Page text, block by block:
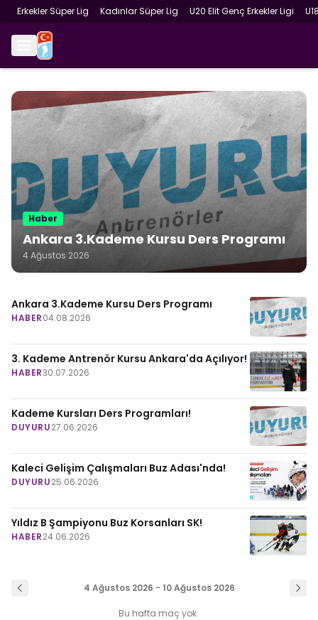
Erkekler Süper Lig Kadınlar Süper Lig U20 Elit Genç Erkekler Ligi
Haber
Ankara 3.Kademe Kursu Ders Programı
4 Ağustos 2026
Ankara 3.Kademe Kursu Ders Programı
HABER04.08.2026
3. Kademe Antrenör Kursu Ankara'da Açılıyor!
HABER30.07.2026
Kademe Kursları Ders Programları!
DUYURU27.06.2026
Kaleci Gelişim Çalışmaları Buz Adası'nda!
DUYURU25.06.2026
Yıldız B Şampiyonu Buz Korsanları SK!
HABER24.06.2026
4 Ağustos 2026 - 10 Ağustos 2026
Bu hafta maç yok